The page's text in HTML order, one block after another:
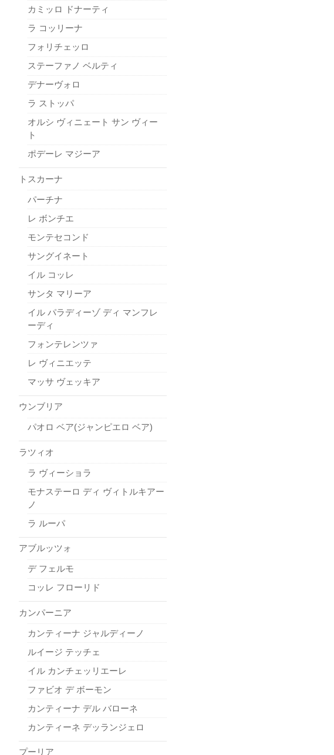
カミッロ ドナーティ
ラ コッリーナ
フォリチェッロ
ステーファノ ベルティ
デナーヴォロ
ラ ストッパ
オルシ ヴィニェート サン ヴィー
ト
ポデーレ マジーア
トスカーナ
パーチナ
レ ボンチエ
モンテセコンド
サングイネート
イル コッレ
サンタ マリーア
イル パラディーゾ ディ マンフレ
ーディ
フォンテレンツァ
レ ヴィニエッテ
マッサ ヴェッキア
ウンブリア
パオロ ベア(ジャンピエロ ベア)
ラツィオ
ラ ヴィーショラ
モナステーロ ディ ヴィトルキアー
ノ
ラ ルーパ
アブルッツォ
デ フェルモ
コッレ フローリド
カンパーニア
カンティーナ ジャルディーノ
ルイージ テッチェ
イル カンチェッリエーレ
ファビオ デ ボーモン
カンティーナ デル バローネ
カンティーネ デッランジェロ
プーリア